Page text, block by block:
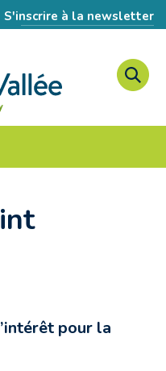
S'inscrire à la newsletter
pour la